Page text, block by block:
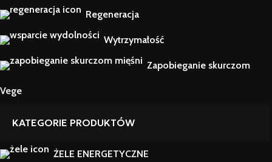
Regeneracja
Wytrzymałość
Zapobieganie skurczom
Vege
KATEGORIE PRODUKTÓW
ŻELE ENERGETYCZNE